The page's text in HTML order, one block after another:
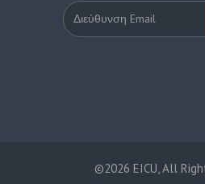
©2026 EICU, All